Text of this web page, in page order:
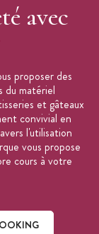
avec
proposer des
du matériel
et gâteaux
convivial en
l'utilisation
vous propose
cours à votre